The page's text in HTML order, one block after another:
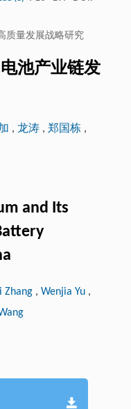
质量发展战略研究
池产业链发
, 龙涛 , 郑国栋 ,
and Its
Zhang , Wenjia Yu ,